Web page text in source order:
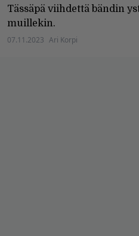
Tässäpä viihdettä bändin
muillekin.
07.11.2023 Ari Korpi